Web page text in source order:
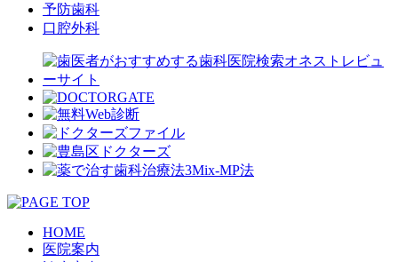
予防歯科
口腔外科
HOME
医院案内